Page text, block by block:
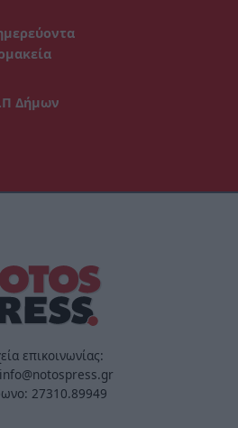
Δήμων
επικοινωνίας:
27310.89949